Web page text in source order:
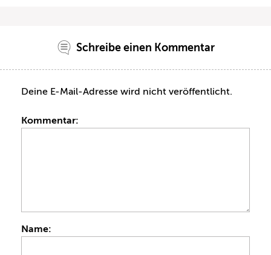
Schreibe einen Kommentar
Deine E-Mail-Adresse wird nicht veröffentlicht.
Kommentar:
Name: